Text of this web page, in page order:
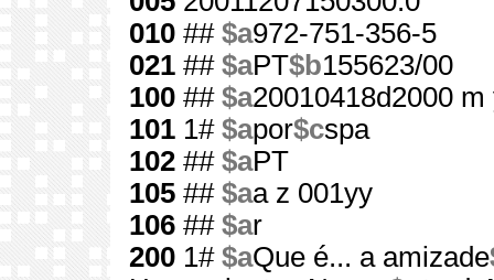
010 ## $a972-751-356-5
021 ## $aPT$b155623/00
100 ## $a20010418d2000
101 1# $apor$cspa
102 ## $aPT
105 ## $aa z 001yy
106 ## $ar
200 1# $aQue é... a amizade